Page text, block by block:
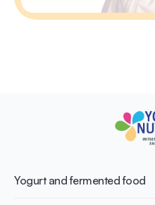
Yogurt and fermented food